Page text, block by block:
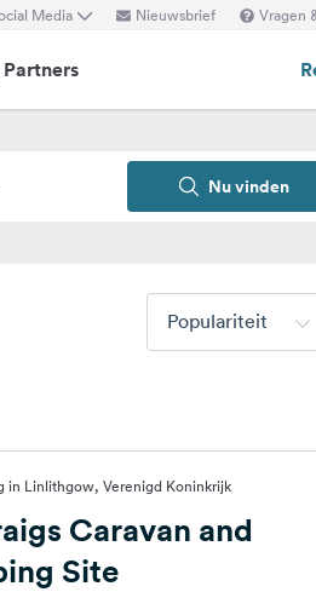
Media Nieuwsbrief Vragen
Partners
Nu vinden
Populariteit
in Linlithgow, Verenigd Koninkrijk
Caravan and
Site